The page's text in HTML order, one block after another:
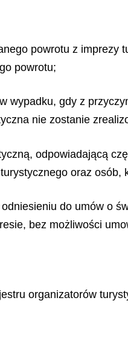
powrotu z imprezy
powrotu;
wypadku, gdy z
nie zostanie
odpowiadającą
oraz osób,
do umów o
bez możliwości
organizatorów